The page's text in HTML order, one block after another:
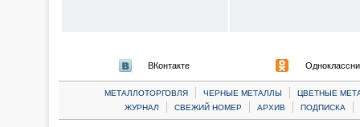
ВКонтакте
МЕТАЛЛОТОРГОВЛЯ | ЧЕРНЫЕ МЕТАЛЛЫ |
ЦВЕТНЫЕ
ЖУРНАЛ
| СВЕЖИЙ НОМЕР | АРХИВ | ПОДПИСКА |